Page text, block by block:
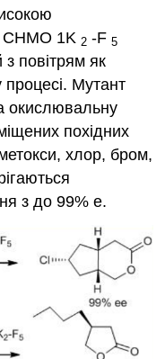
CHMO 1K 2 -F5
повітрям як
процесі. Мутант
окислювальну
похідних
хлор, бром,
з до 99% е.